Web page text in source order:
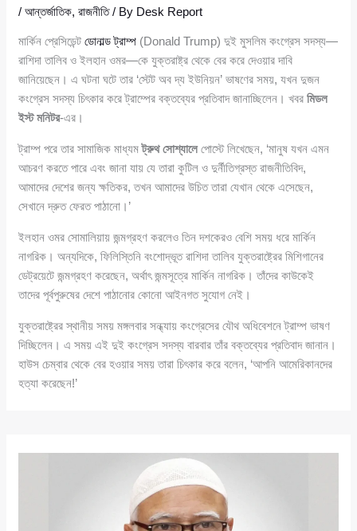
/আন্তর্জাতিক,রাজনীতি/ By Desk Report
মার্কিন প্রেসিডেন্টডোনাল্ড ট্রাম্প (Donald Trump) দুই মুসলিম কংগ্রেস সদস্য—
রাশিদা তালিব ও ইলহান ওমর—কে যুক্তরাষ্ট্র থেকে বের করে দেওয়ার দাবি
জানিয়েছেন। এ ঘটনা ঘটে তার ‘স্টেট অব দ্য ইউনিয়ন’ ভাষণের সময়, যখন দুজন
কংগ্রেস সদস্য চিৎকার করে ট্রাম্পের বক্তব্যের প্রতিবাদ জানাচ্ছিলেন। খবরমিডল
ইস্ট মনিটর-এর।
ট্রাম্প পরে তার সামাজিক মাধ্যমট্রুথ সোশ্যালেপোস্টে লিখেছেন, ‘মানুষ যখন এমন
আচরণ করতে পারে এবং জানা যায় যে তারা কুটিল ও দুর্নীতিগ্রস্ত রাজনীতিবিদ,
আমাদের দেশের জন্য ক্ষতিকর, তখন আমাদের উচিত তারা যেখান থেকে এসেছেন,
সেখানে দ্রুত ফেরত পাঠানো।’
ইলহান ওমর সোমালিয়ায় জন্মগ্রহণ করলেও তিন দশকেরও বেশি সময় ধরে মার্কিন
নাগরিক। অন্যদিকে, ফিলিস্তিনি বংশোদ্ভূত রাশিদা তালিব যুক্তরাষ্ট্রের মিশিগানের
ডেট্রয়েটে জন্মগ্রহণ করেছেন, অর্থাৎ জন্মসূত্রে মার্কিন নাগরিক। তাঁদের কাউকেই
তাদের পূর্বপুরুষের দেশে পাঠানোর কোনো আইনগত সুযোগ নেই।
যুক্তরাষ্ট্রের স্থানীয় সময় মঙ্গলবার সন্ধ্যায় কংগ্রেসের যৌথ অধিবেশনে ট্রাম্প ভাষণ
দিচ্ছিলেন। এ সময় এই দুই কংগ্রেস সদস্য বারবার তাঁর বক্তব্যের প্রতিবাদ জানান।
হাউস চেম্বার থেকে বের হওয়ার সময় তারা চিৎকার করে বলেন, ‘আপনি আমেরিকানদের
হত্যা করেছেন!’